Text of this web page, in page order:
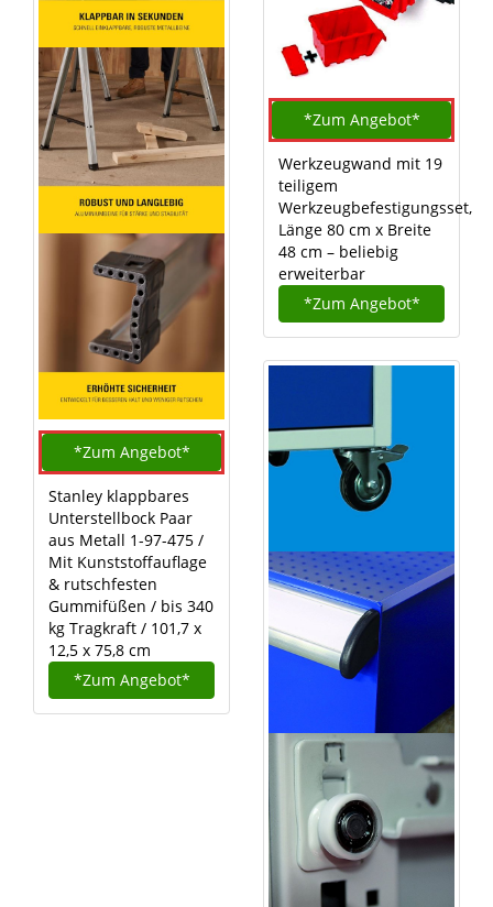
*Zum Angebot*
Stanley klappbares
Unterstellbock Paar
aus Metall 1-97-475 /
Mit Kunststoffauflage
& rutschfesten
Gummifüßen / bis 340
kg Tragkraft / 101,7 x
12,5 x 75,8 cm
*Zum Angebot*
*Zum Angebot*
Werkzeugwand mit 19
teiligem
Werkzeugbefestigungsset,
Länge 80 cm x Breite
48 cm – beliebig
erweiterbar
*Zum Angebot*